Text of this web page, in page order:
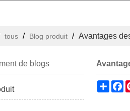
tous / Blog produit / Avantages
de blogs